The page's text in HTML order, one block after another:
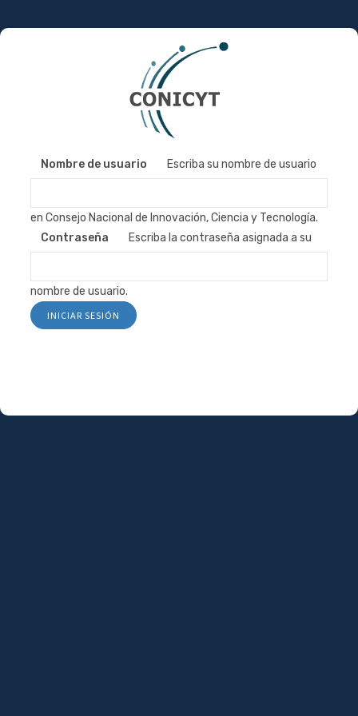
al
Nombre de usuario Escriba su nombre de usuario
en Consejo Nacional de Innovación, Ciencia y Tecnología.
Contraseña
Escriba la contraseña asignada a su
nombre de usuario.